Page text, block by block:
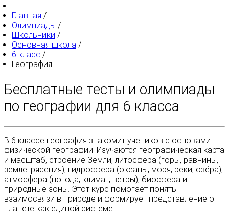
Главная /
Олимпиады /
Школьники /
Основная школа /
6 класс /
География
Бесплатные тесты и олимпиады
по географии для 6 класса
В 6 классе география знакомит учеников с основами
физической географии. Изучаются географическая карта
и масштаб, строение Земли, литосфера (горы, равнины,
землетрясения), гидросфера (океаны, моря, реки, озёра),
атмосфера (погода, климат, ветры), биосфера и
природные зоны. Этот курс помогает понять
взаимосвязи в природе и формирует представление о
планете как единой системе.